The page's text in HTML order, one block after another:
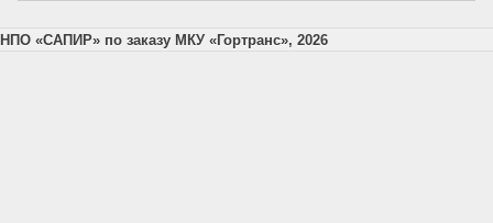
НПО «САПИР» по заказу МКУ «Гортранс», 2026